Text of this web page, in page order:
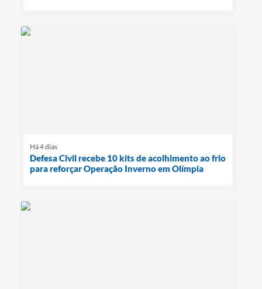
Há 4 dias
Defesa Civil recebe 10 kits de acolhimento ao frio
para reforçar Operação Inverno em Olímpia